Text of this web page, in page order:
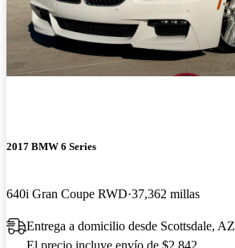
2017 BMW 6 Series
640i Gran Coupe RWD 37,362 millas
Entrega a domicilio desde Scottsdale, AZ